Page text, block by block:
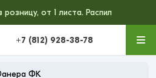
от 1 листа. Распил
+7 (812) 928-38-78
ФК